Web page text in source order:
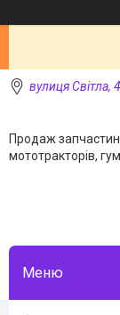
вулиця Світла,
Продаж
мототракторів,